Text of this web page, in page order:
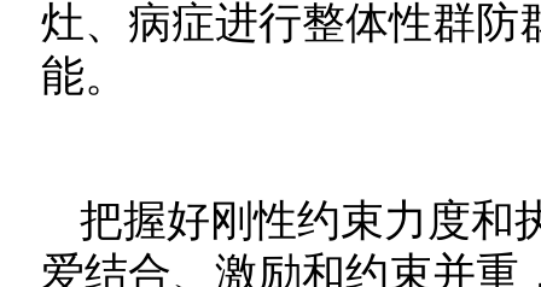
灶、病症进行整体性群防
能。
把握好刚性约束力度和
爱结合、激励和约束并重